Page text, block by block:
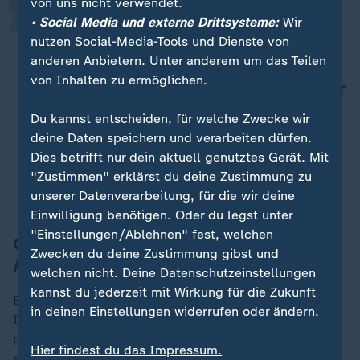
Es geht darum, ob die Fed die
Zinssätze weiterhin auf Grundlage
von Fakten und wirtschaftlichen
Gegebenheiten festlegen kann - oder
ob die Geldpolitik stattdessen von
politischem Druck oder
Einschüchterung bestimmt wird.
Gold und Silber als sichere
Anlageoptionen
Edelmetalle - allen voran Gold - gelten bei vielen
Investoren als sichere Häfen, in die Anleger Geld bei
politischen Unsicherheiten schieben. Silber ist zudem
• Social Media und externe Drittsysteme:Wir
nutzen Social-Media-Tools und Dienste von
anderen Anbietern. Unter anderem um das Teilen
von Inhalten zu ermöglichen.
Du kannst entscheiden, für welche Zwecke wir
deine Daten speichern und verarbeiten dürfen.
Dies betrifft nur dein aktuell genutztes Gerät. Mit
"Zustimmen" erklärst du deine Zustimmung zu
unserer Datenverarbeitung, für die wir deine
Einwilligung benötigen. Oder du legst unter
"Einstellungen/Ablehnen" fest, welchen
Zwecken du deine Zustimmung gibst und
welchen nicht. Deine Datenschutzeinstellungen
kannst du jederzeit mit Wirkung für die Zukunft
in deinen Einstellungen widerrufen oder ändern.
Hier findest du das Impressum.